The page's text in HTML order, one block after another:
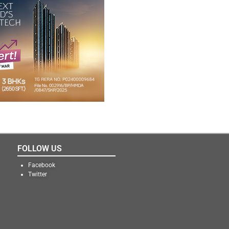
FOLLOW US
Facebook
Twitter